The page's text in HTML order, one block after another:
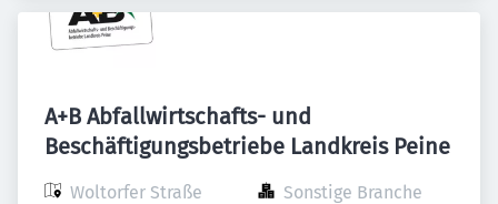
A+B Abfallwirtschafts- und
Beschäftigungsbetriebe Landkreis Peine
Woltorfer Straße
Sonstige Branche